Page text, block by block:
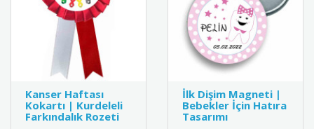
Kanser Haftası
Kokartı | Kurdeleli
Farkındalık Rozeti
İlk Dişim Magneti |
Bebekler İçin Hatıra
Tasarımı